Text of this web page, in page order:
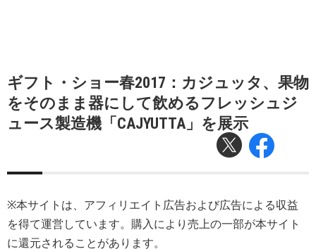
ギフト・ショー春2017：カジュッタ、果物
をそのまま器にして飲めるフレッシュジ
ュース製造機「CAJYUTTA」を展示
※本サイトは、アフィリエイト広告および広告による収益
を得て運営しています。購入により売上の一部が本サイト
に還元されることがあります。